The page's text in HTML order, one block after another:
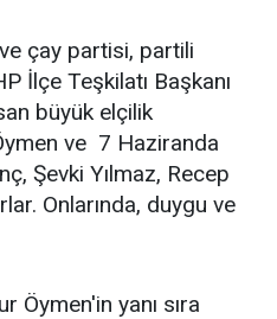
çay partisi, partili
İlçe Teşkilatı Başkanı
büyük elçilik
ve 7 Haziranda
Şevki Yılmaz, Recep
Onlarında, duygu ve
Öymen'in yanı sıra